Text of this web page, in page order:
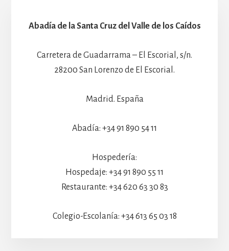
Abadía de la Santa Cruz del Valle de los Caídos
Carretera de Guadarrama – El Escorial, s/n.
28200 San Lorenzo de El Escorial.
Madrid. España
Abadía: +34 91 890 54 11
Hospedería:
Hospedaje: +34 91 890 55 11
Restaurante: +34 620 63 30 83
Colegio-Escolanía: +34 613 65 03 18